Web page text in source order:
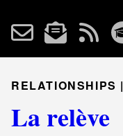
RELATIONSHIPS |
La relève